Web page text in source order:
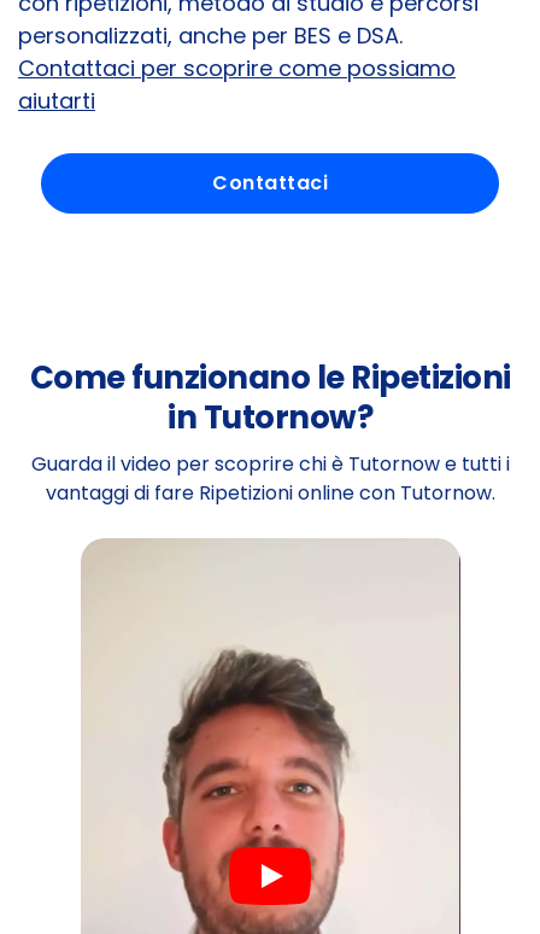
personalizzati, anche per BES e DSA.
Contattaci per scoprire come possiamo
aiutarti
Contattaci
Come funzionano le Ripetizioni
in Tutornow?
Guarda il video per scoprire chi è Tutornow e tutti i
vantaggi di fare Ripetizioni online con Tutornow.